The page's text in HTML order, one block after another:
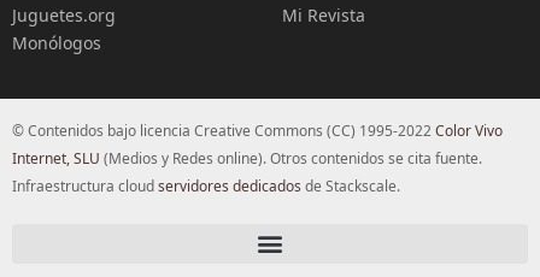
Juguetes.org
Monólogos
Mi Revista
© Contenidos bajo licencia Creative Commons (CC) 1995-2022Color Vivo
Internet, SLU (Medios y Redes online). Otros contenidos se cita fuente.
Infraestructura cloudservidores dedicados de Stackscale.